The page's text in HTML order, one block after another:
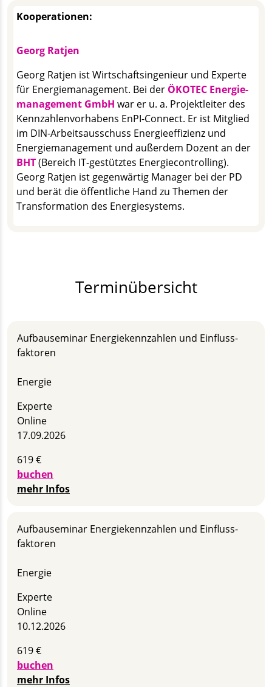
Kooperationen:
Georg Ratjen
Georg Ratjen ist Wirtschafts­ingenieur und Experte
für Energie­management. Bei der ÖKOTEC Energie­
management GmbH war er u. a. Projektleiter des
Kennzahlen­vorhabens EnPI-Connect. Er ist Mitglied
im DIN-Arbeitsausschuss Energieeffizienz und
Energie­management und außerdem Dozent an der
BHT(Bereich IT-gestütztes Energie­controlling).
Georg Ratjen ist gegenwärtig Manager bei der PD
und berät die öffentliche Hand zu Themen der
Transformation des Energiesystems.
Terminübersicht
Aufbau­seminar Energie­kennzahlen und Einfluss­
faktoren
Energie
Experte
Online
17.09.2026
619 €
buchen
mehr Infos
Aufbau­seminar Energie­kennzahlen und Einfluss­
faktoren
Energie
Experte
Online
10.12.2026
619 €
buchen
mehr Infos